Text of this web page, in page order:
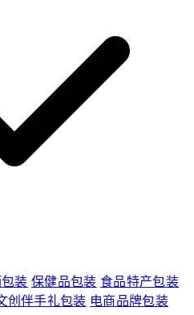
装 保健品包装 食品特产包装
创伴手礼包装 电商品牌包装